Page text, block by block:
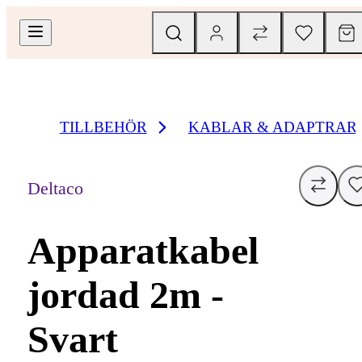
TILLBEHÖR KABLAR & ADAPTRAR
Deltaco
Apparatkabel
jordad 2m -
Svart